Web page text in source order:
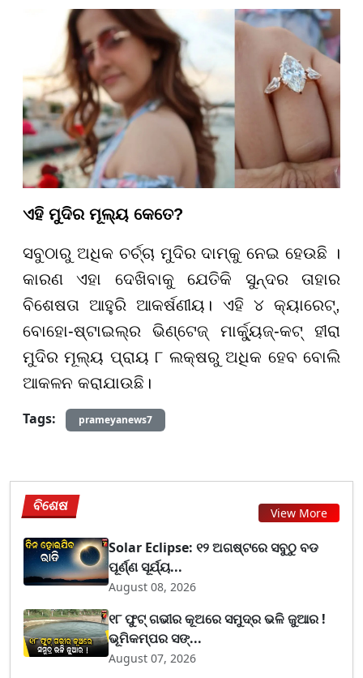
ଏହି ମୁଦିର ମୂଲ୍ୟ କେତେ?
ସବୁଠାରୁ ଅଧିକ ଚର୍ଚ୍ଚା ମୁଦିର ଦାମ୍‌କୁ ନେଇ ହେଉଛି ।
କାରଣ ଏହା ଦେଖିବାକୁ ଯେତିକି ସୁନ୍ଦର ତାହାର
ବିଶେଷତା ଆହୁରି ଆକର୍ଷଣୀୟ। ଏହି ୪ କ୍ୟାରେଟ୍,
ବୋହୋ-ଷ୍ଟାଇଲ୍ର ଭିଣ୍ଟେଜ୍ ମାର୍କ୍ୟୁଜ୍-କଟ୍ ହୀରା
ମୁଦିର ମୂଲ୍ୟ ପ୍ରାୟ ୮ ଲକ୍ଷରୁ ଅଧିକ ହେବ ବୋଲି
ଆକଳନ କରାଯାଉଛି।
Tags:
prameyanews7
ବିଶେଷ View More
Solar Eclipse: ୧୨ ଅଗଷ୍ଟରେ ସବୁଠୁ ବଡ
ପୂର୍ଣ୍ଣ ସୂର୍ଯ୍ୟ...
August 08, 2026
୧୮ ଫୁଟ୍ ଗଭୀର କୂଅରେ ସମୁଦ୍ର ଭଳି ଜୁଆର !
ଭୂମିକମ୍ପର ସଙ୍...
August 07, 2026